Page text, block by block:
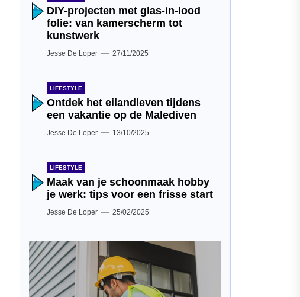
DIY-projecten met glas-in-lood
folie: van kamerscherm tot
kunstwerk
Jesse De Loper 27/11/2025
LIFESTYLE
Ontdek het eilandleven tijdens
een vakantie op de Malediven
Jesse De Loper 13/10/2025
LIFESTYLE
Maak van je schoonmaak hobby
je werk: tips voor een frisse start
Jesse De Loper 25/02/2025